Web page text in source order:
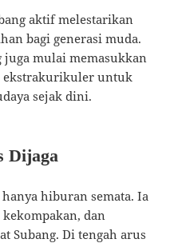
aktif melestarikan
bagi generasi muda.
juga mulai memasukkan
ekstrakurikuler untuk
sejak dini.
Dijaga
hiburan semata. Ia
dan
Subang. Di tengah arus